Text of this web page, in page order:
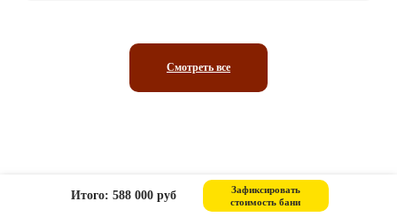
Итого: 588 000 руб
Зафиксировать
стоимость бани
Смотреть все
Видеообзоры каркасных бань